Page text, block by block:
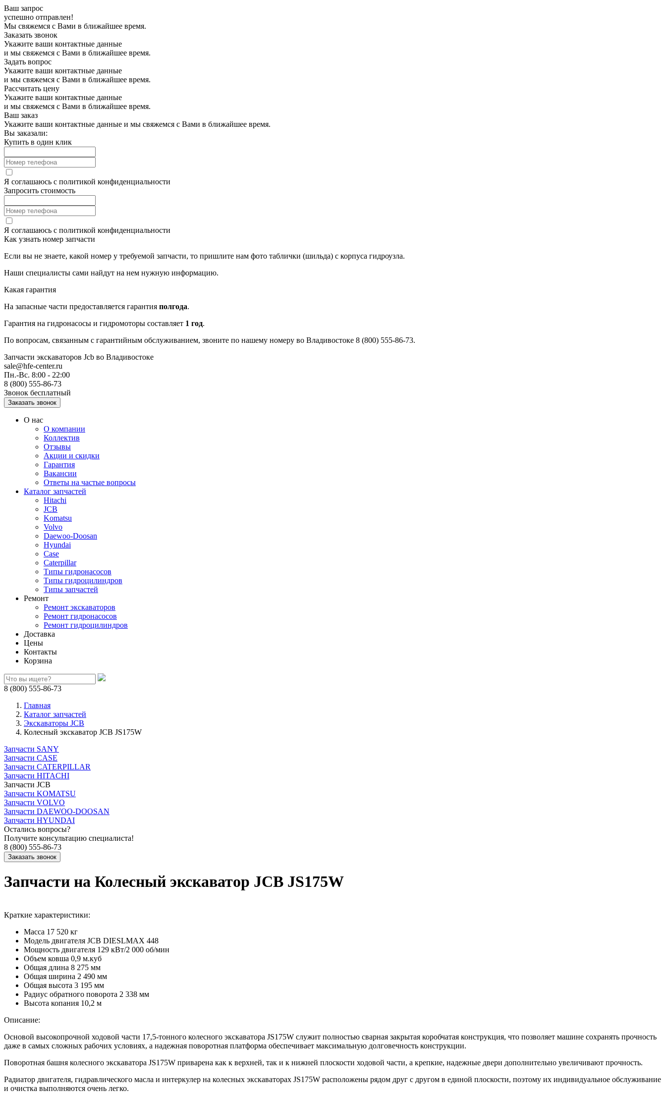
Ваш запрос
успешно отправлен!
Мы свяжемся с Вами в ближайшее время.
Заказать звонок
Укажите ваши контактные данные
и мы свяжемся с Вами в ближайшее время.
Задать вопрос
Укажите ваши контактные данные
и мы свяжемся с Вами в ближайшее время.
Рассчитать цену
Укажите ваши контактные данные
и мы свяжемся с Вами в ближайшее время.
Ваш заказ
Укажите ваши контактные данные и мы свяжемся с Вами в ближайшее время.
Вы заказали:
Купить в один клик
Я соглашаюсь с политикой конфиденциальности
Запросить стоимость
Я соглашаюсь с политикой конфиденциальности
Как узнать номер запчасти
Если вы не знаете, какой номер у требуемой запчасти, то пришлите нам фото таблички (шильда) с корпуса гидроузла.
Наши специалисты сами найдут на нем нужную информацию.
Какая гарантия
На запасные части предоставляется гарантия полгода.
Гарантия на гидронасосы и гидромоторы составляет 1 год.
По вопросам, связанным с гарантийным обслуживанием, звоните по нашему номеру во Владивостоке 8 (800) 555-86-73.
Запчасти экскаваторов Jcb во Владивостоке
sale@hfe-center.ru
Пн.-Вс. 8:00 - 22:00
8 (800) 555-86-73
Звонок бесплатный
О нас
О компании
Коллектив
Отзывы
Акции и скидки
Гарантия
Вакансии
Ответы на частые вопросы
Каталог запчастей
Hitachi
JCB
Komatsu
Volvo
Daewoo-Doosan
Hyundai
Case
Caterpillar
Типы гидронасосов
Типы гидроцилиндров
Типы запчастей
Ремонт
Ремонт экскаваторов
Ремонт гидронасосов
Ремонт гидроцилиндров
Доставка
Цены
Контакты
Корзина
8 (800) 555-86-73
Главная
Каталог запчастей
Экскаваторы JCB
Колесный экскаватор JCB JS175W
Запчасти SANY
Запчасти CASE
Запчасти CATERPILLAR
Запчасти HITACHI
Запчасти JCB
Запчасти KOMATSU
Запчасти VOLVO
Запчасти DAEWOO-DOOSAN
Запчасти HYUNDAI
Остались вопросы?
Получите консультацию специалиста!
8 (800) 555-86-73
Запчасти на Колесный экскаватор JCB JS175W
Краткие характеристики:
Масса 17 520 кг
Модель двигателя JCB DIESLMAX 448
Мощность двигателя 129 кВт/2 000 об/мин
Объем ковша 0,9 м.куб
Общая длина 8 275 мм
Общая ширина 2 490 мм
Общая высота 3 195 мм
Радиус обратного поворота 2 338 мм
Высота копания 10,2 м
Описание:
Основой высокопрочной ходовой части 17,5-тонного колесного экскаватора JS175W служит полностью сварная закрытая коробчатая конструкция, что позволяет машине сохранять прочность
даже в самых сложных рабочих условиях, а надежная поворотная платформа обеспечивает максимальную долговечность конструкции.
Поворотная башня колесного экскаватора JS175W приварена как к верхней, так и к нижней плоскости ходовой части, а крепкие, надежные двери дополнительно увеличивают прочность.
Радиатор двигателя, гидравлического масла и интеркулер на колесных экскаваторах JS175W расположены рядом друг с другом в единой плоскости, поэтому их индивидуальное обслуживание
и очистка выполняются очень легко.